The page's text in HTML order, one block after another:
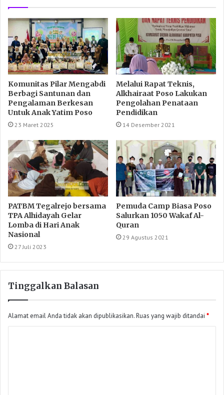
Komunitas Pilar Mengabdi
Berbagi Santunan dan
Pengalaman Berkesan
Untuk Anak Yatim Poso
23 Maret 2025
Melalui Rapat Teknis,
Alkhairaat Poso Lakukan
Pengolahan Penataan
Pendidikan
14 Desember 2021
PATBM Tegalrejo bersama
TPA Alhidayah Gelar
Lomba di Hari Anak
Nasional
27 Juli 2023
Pemuda Camp Biasa Poso
Salurkan 1050 Wakaf Al-
Quran
29 Agustus 2021
Tinggalkan Balasan
Alamat email Anda tidak akan dipublikasikan.Ruas yang wajib ditandai *